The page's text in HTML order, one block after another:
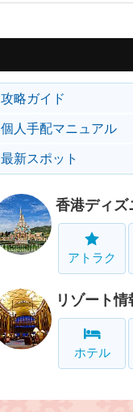
攻略ガイド
個人手配マニュアル
最新スポット
香港ディズ
アトラク
リゾート情
ホテル